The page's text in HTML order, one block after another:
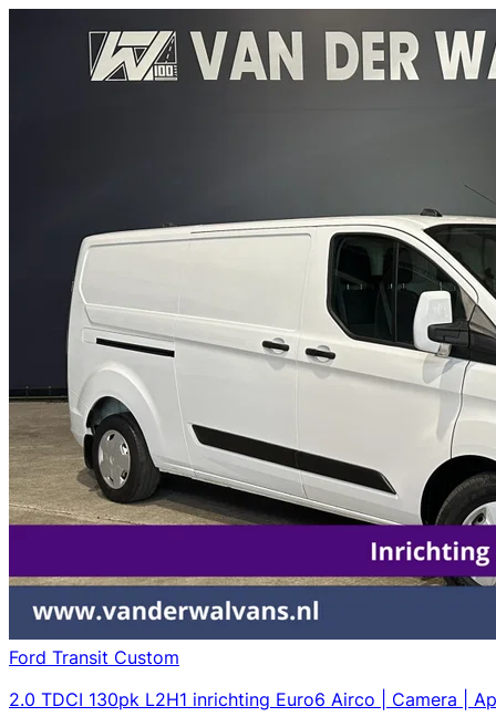
Ford Transit Custom
2.0 TDCI 130pk L2H1 inrichting Euro6 Airco | Camera |